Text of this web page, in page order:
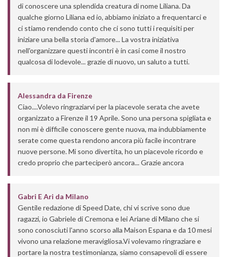
di conoscere una splendida creatura di nome Liliana. Da
qualche giorno Liliana ed io, abbiamo iniziato a frequentarci e
ci stiamo rendendo conto che ci sono tutti i requisiti per
iniziare una bella storia d'amore... La vostra iniziativa
nell'organizzare questi incontri è in casi come il nostro
qualcosa di lodevole... grazie di nuovo, un saluto a tutti.
Alessandra da Firenze
Ciao....Volevo ringraziarvi per la piacevole serata che avete
organizzato a Firenze il 19 Aprile. Sono una persona spigliata e
non mi è difficile conoscere gente nuova, ma indubbiamente
serate come questa rendono ancora più facile incontrare
nuove persone. Mi sono divertita, ho un piacevole ricordo e
credo proprio che parteciperò ancora... Grazie ancora
Gabri E Ari da Milano
Gentile redazione di Speed Date, chi vi scrive sono due
ragazzi, io Gabriele di Cremona e lei Ariane di Milano che si
sono conosciuti l'anno scorso alla Maison Espana e da 10 mesi
vivono una relazione meravigliosa.Vi volevamo ringraziare e
portare la nostra testimonianza, siamo consapevoli di essere